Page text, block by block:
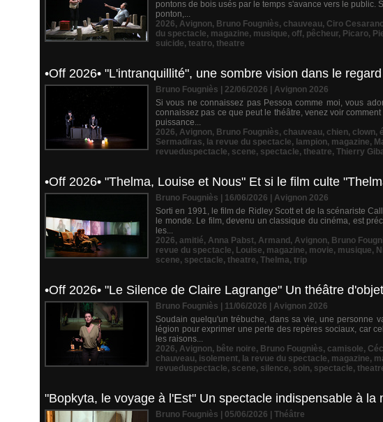
pontons de bois usés par le temps s'avance vers le public.
ponton,...
2026, Avignon, Bruno Fougniès, chauveau, Ciro
du spectacle, magazine, musique, off, pêcheur, Picaro,
suicide, teatro, theatre
•Off 2026• "L'intranquillité", une sombre vision dans le
Bruno Fougniès | 22/06/2026
Avignon 2026
Si vous ne connaissez pas Pessoa comme moi, vous
connaissez pas ce que peut le théâtre, venez voir
puissance...
2026, Avignon, Bruno Fougniès, chauveau, chien, clown,
Sermadiras, la revue du spectacle, lampion, magazine,
revueduspectacle, scene, spectacle, theatre, Thierry
•Off 2026• "Thelma, Louise et Nous" Et si le film culte
Bruno Fougniès | 16/06/2026
Avignon 2026
Sorti en 1991, le film de Ridley Scott et de la scénariste
le monde. Le film, devenu un classique du cinéma, est
les...
2026, amitié, Anna Pabst, Armand , Avignon, Bruno
revue du spectacle, Louise, magazine, movie, musique,
scene, spectacle, theatre, Thelma, trip
•Off 2026• "Le Silence de Claire Lagrange" Un théâtre
Bruno Fougniès | 11/06/2026
Avignon 2026
Soudain quelqu'un trébuche, dans sa vie, une personne
légion pour exprimer une perte des repères sociaux, car
les raisons...
2026, Avignon, bête noire, Bruno Fougniès, camisole,
chauveau, isolement, la revue du spectacle, magazine,
revueduspectacle, scene, silence, soin, spectacle,
"Bopkyta, le voyage à l'Est" Un spectacle indispensable à
Bruno Fougniès | 05/06/2026
Théâtre